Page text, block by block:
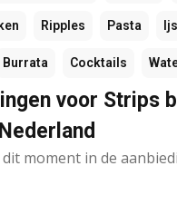
Ripples Pasta Ijs
Burrata Cocktails
voor Strips
moment in de